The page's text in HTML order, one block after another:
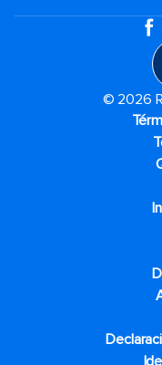
© 2026